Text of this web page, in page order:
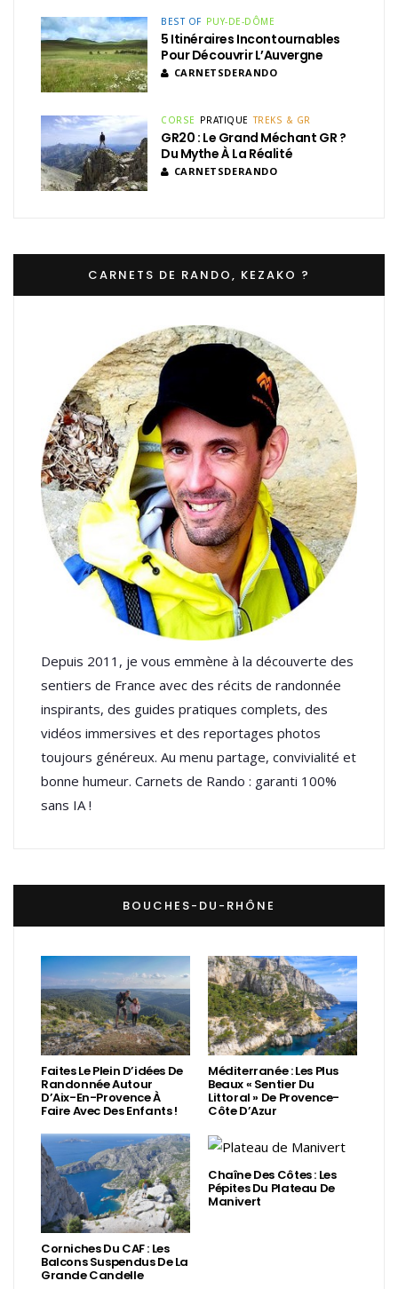
BEST OF PUY-DE-DÔME
5 Itinéraires Incontournables
Pour Découvrir L’Auvergne
CARNETSDERANDO
CORSE PRATIQUE TREKS & GR
GR20 : Le Grand Méchant GR ?
Du Mythe À La Réalité
CARNETSDERANDO
CARNETS DE RANDO, KEZAKO ?
Depuis 2011, je vous emmène à la découverte des
sentiers de France avec des récits de randonnée
inspirants, des guides pratiques complets, des
vidéos immersives et des reportages photos
toujours généreux. Au menu partage, convivialité et
bonne humeur. Carnets de Rando : garanti 100%
sans IA !
BOUCHES-DU-RHÔNE
Faites Le Plein D’idées De
Randonnée Autour
D’Aix-En-Provence À
Faire Avec Des Enfants !
Méditerranée : Les Plus
Beaux « Sentier Du
Littoral » De Provence-
Côte D’Azur
Corniches Du CAF : Les
Balcons Suspendus De La
Grande Candelle
Chaîne Des Côtes : Les
Pépites Du Plateau De
Manivert